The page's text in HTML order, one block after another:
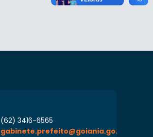
(62) 3416-6565
gabinete.prefeito@goiania.go.gov.br